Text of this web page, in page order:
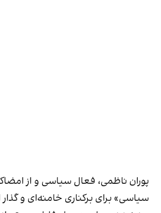
سیاسی» برای برکناری خامنه‌ای و